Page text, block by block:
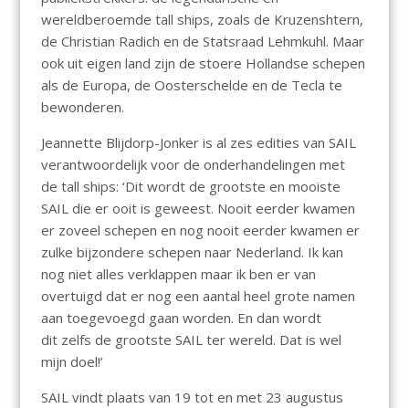
wereldberoemde tall ships, zoals de Kruzenshtern,
de Christian Radich en de Statsraad Lehmkuhl. Maar
ook uit eigen land zijn de stoere Hollandse schepen
als de Europa, de Oosterschelde en de Tecla te
bewonderen.
Jeannette Blijdorp-Jonker is al zes edities van SAIL
verantwoordelijk voor de onderhandelingen met
de tall ships: ‘Dit wordt de grootste en mooiste
SAIL die er ooit is geweest. Nooit eerder kwamen
er zoveel schepen en nog nooit eerder kwamen er
zulke bijzondere schepen naar Nederland. Ik kan
nog niet alles verklappen maar ik ben er van
overtuigd dat er nog een aantal heel grote namen
aan toegevoegd gaan worden. En dan wordt
dit zelfs de grootste SAIL ter wereld. Dat is wel
mijn doel!’
SAIL vindt plaats van 19 tot en met 23 augustus